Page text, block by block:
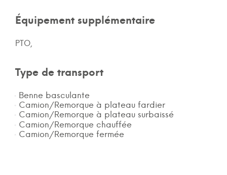
Équipement supplémentaire
PTO,
Type de transport
Benne basculante
Camion/Remorque à plateau fardier
Camion/Remorque à plateau surbaissé
Camion/Remorque chauffée
Camion/Remorque fermée